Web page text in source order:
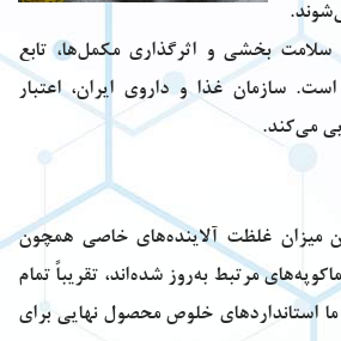
سلامت بخشی و اثرگذاری مکمل‌ها، تابع
سازمان غذا و داروی ایران، اعتبار
می‌کند.
میزان غلظت آلاینده‌های خاصی همچون
مرتبط به‌روز شده‌اند، تقریباً تمام
استانداردهای خلوص محصول نهایی برای